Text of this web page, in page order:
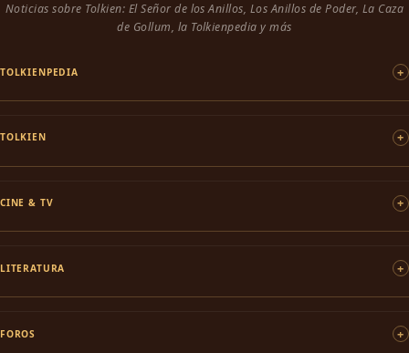
Noticias sobre Tolkien: El Señor de los Anillos, Los Anillos de Poder, La Caza
de Gollum, la Tolkienpedia y más
TOLKIENPEDIA
TOLKIEN
CINE & TV
LITERATURA
FOROS